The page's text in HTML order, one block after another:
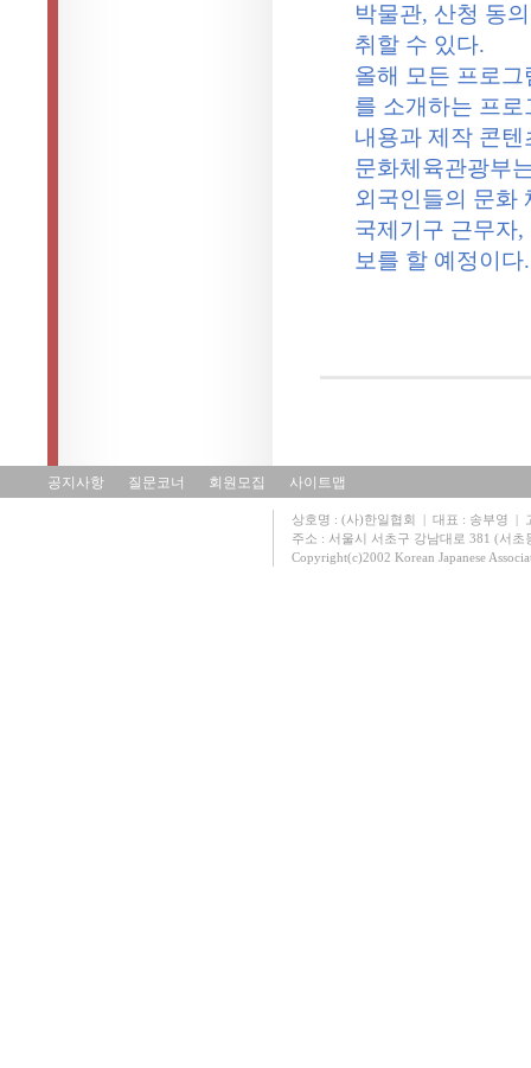
박물관, 산청 동
취할 수 있다.
올해 모든 프로그
를 소개하는 프로
내용과 제작 콘텐
문화체육관광부
외국인들의 문화
국제기구 근무자,
보를 할 예정이다.
공지사항 질문코너 회원모집 사이트맵
상호명 : (사)한일협회 | 대표 : 송부영 |
주소 : 서울시 서초구 강남대로 381 (서
Copyright(c)2002 Korean Japanese